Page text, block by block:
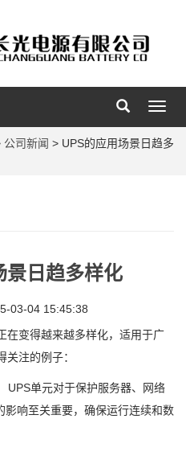
导
菜
公司新闻 > UPS的应用场景日趋多
景日趋多样化
03-04 15:45:38
在变得越来越多样化，适用于广
注的例子：
UPS单元对于保护服务器、网络
影响至关重要，确保运行连续和数